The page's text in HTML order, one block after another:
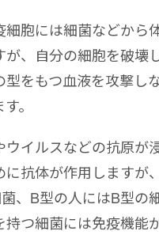
細胞には細菌などから
が、自分の細胞を破壊
型をもつ血液を攻撃し
。
ウイルスなどの抗原が
に抗体が作用しますが
、B型の人にはB型の
持つ細菌には免疫機能